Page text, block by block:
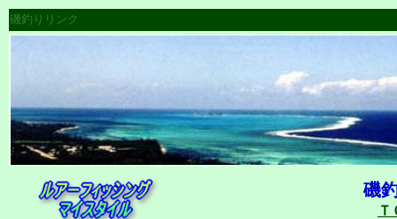
磯釣りリンク
磯